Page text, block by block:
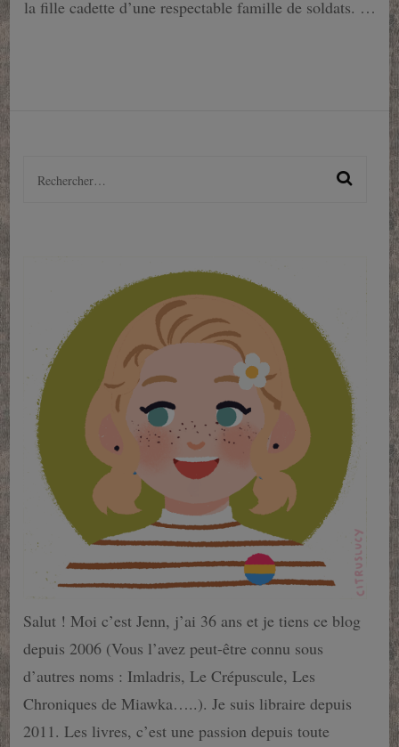
la fille cadette d’une respectable famille de soldats. …
Rechercher :
Salut ! Moi c’est Jenn, j’ai 36 ans et je tiens ce blog
depuis 2006 (Vous l’avez peut-être connu sous
d’autres noms : Imladris, Le Crépuscule, Les
Chroniques de Miawka…..). Je suis libraire depuis
2011. Les livres, c’est une passion depuis toute